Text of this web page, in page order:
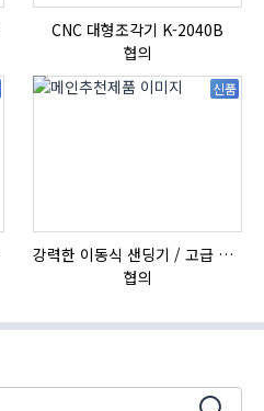
CNC 대형조각기 K-2040B
협의
신품
강력한 이동식 샌딩기 / 고급 이태리 IBIX샌드블라스터
협의